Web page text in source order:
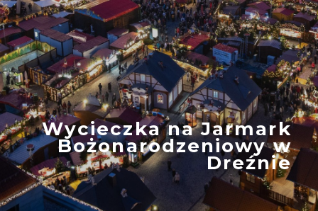
Wycieczka na Jarmark
Bożonarodzeniowy w
Dreźnie